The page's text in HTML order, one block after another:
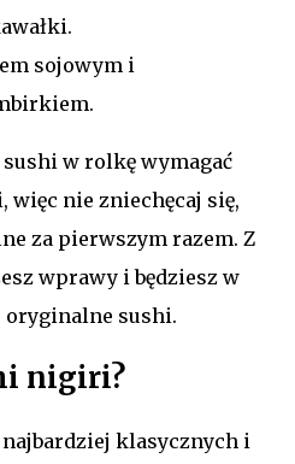
sojowym i
w rolkę wymagać
więc nie zniechęcaj się,
za pierwszym razem. Z
wprawy i będziesz w
oryginalne sushi.
nigiri?
klasycznych i